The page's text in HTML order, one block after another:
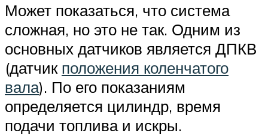
Может показаться, что система
сложная, но это не так. Одним из
основных датчиков является ДПКВ
(датчик положения коленчатого
вала). По его показаниям
определяется цилиндр, время
подачи топлива и искры.